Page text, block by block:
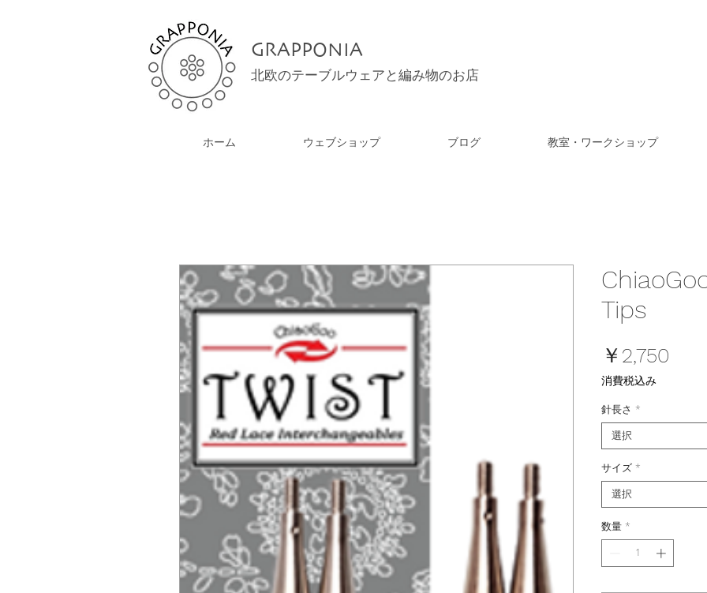
GRAPPONIA
北欧のテーブルウェアと編み物のお店
ホーム ウェブショップ ブログ 教室・ワークショップ
Tips
￥2,750
消費税込み
針長さ *
選択
サイズ *
選択
数量 *